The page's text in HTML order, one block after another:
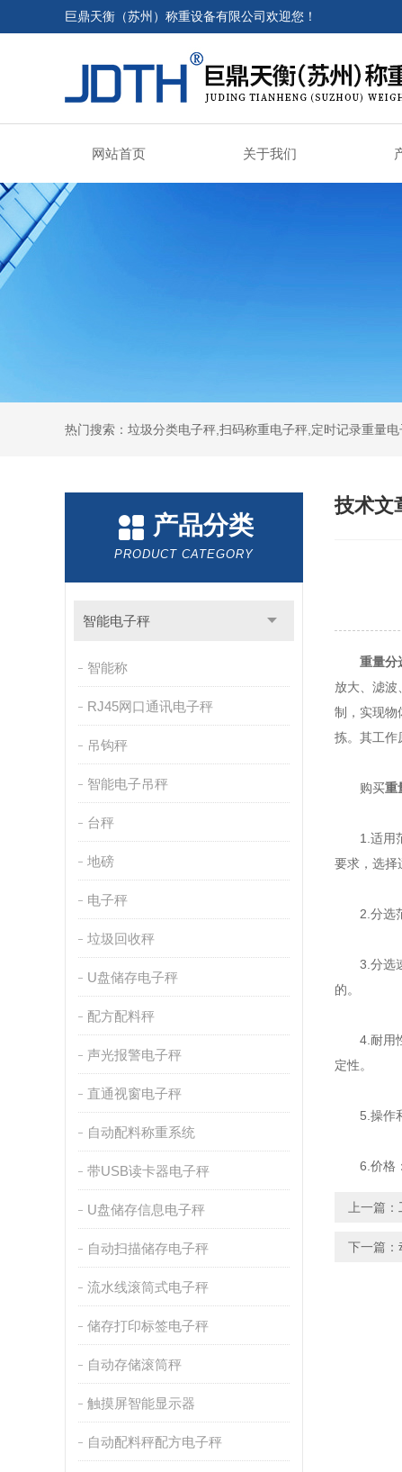
巨鼎天衡（苏州）称重设备有限公司欢迎您！
网站首页 关于我们
热门搜索：垃圾分类电子秤,扫码称重电子秤,定时记录重量电
产品分类
PRODUCT CATEGORY
智能电子秤
智能称
RJ45网口通讯电子秤
吊钩秤
智能电子吊秤
台秤
地磅
电子秤
垃圾回收秤
U盘储存电子秤
配方配料秤
声光报警电子秤
直通视窗电子秤
自动配料称重系统
带USB读卡器电子秤
U盘储存信息电子秤
自动扫描储存电子秤
流水线滚筒式电子秤
储存打印标签电子秤
自动存储滚筒秤
触摸屏智能显示器
自动配料秤配方电子秤
技术文
重量分
放大、滤波
制，实现物
拣。其工作
购买重
1.适用范
要求，选择
2.分选范
3.分选速
的。
4.耐用性
定性。
5.操作和
6.价格：
上一篇：
下一篇：